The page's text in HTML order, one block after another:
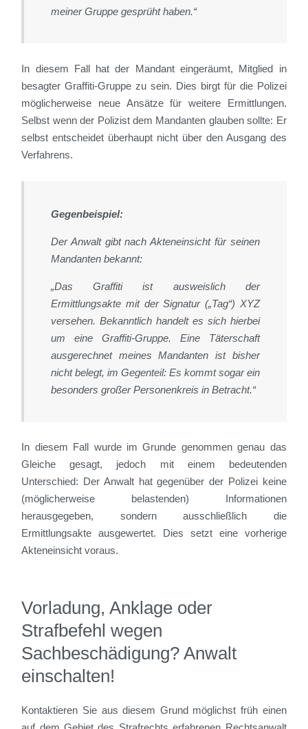
meiner Gruppe gesprüht haben.“
In diesem Fall hat der Mandant eingeräumt, Mitglied in
besagter Graffiti-Gruppe zu sein. Dies birgt für die Polizei
möglicherweise neue Ansätze für weitere Ermittlungen.
Selbst wenn der Polizist dem Mandanten glauben sollte: Er
selbst entscheidet überhaupt nicht über den Ausgang des
Verfahrens.
Gegenbeispiel:
Der Anwalt gibt nach Akteneinsicht für seinen
Mandanten bekannt:
„Das Graffiti ist ausweislich der
Ermittlungsakte mit der Signatur („Tag“) XYZ
versehen. Bekanntlich handelt es sich hierbei
um eine Graffiti-Gruppe. Eine Täterschaft
ausgerechnet meines Mandanten ist bisher
nicht belegt, im Gegenteil: Es kommt sogar ein
besonders großer Personenkreis in Betracht.“
In diesem Fall wurde im Grunde genommen genau das
Gleiche gesagt, jedoch mit einem bedeutenden
Unterschied: Der Anwalt hat gegenüber der Polizei keine
(möglicherweise belastenden) Informationen
herausgegeben, sondern ausschließlich die
Ermittlungsakte ausgewertet. Dies setzt eine vorherige
Akteneinsicht voraus.
Vorladung, Anklage oder
Strafbefehl wegen
Sachbeschädigung? Anwalt
einschalten!
Kontaktieren Sie aus diesem Grund möglichst früh einen